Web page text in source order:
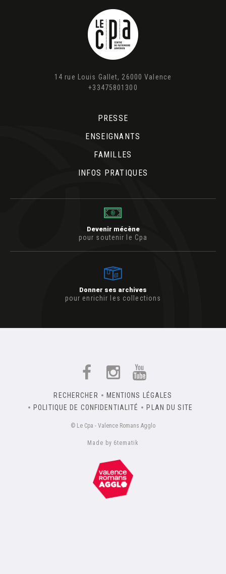
14 rue Louis Gallet, 26000 Valence
+33475801300
PRESSE
ENSEIGNANTS
FAMILLES
INFOS PRATIQUES
Devenir mécène
pour soutenir le Cpa
Donner ses archives
pour enrichir les collections
RECHERCHER
MENTIONS LÉGALES
POLITIQUE DE CONFIDENTIALITÉ
PLAN DU SITE
© Le Cpa - Valence Romans Agglo
Made by 6tematik